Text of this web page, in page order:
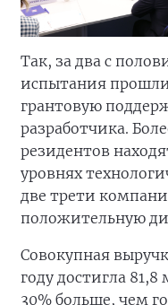
Так, за два с
испытания
грантовую
разработчика.
резидентов
уровнях
две трети
положительную
Совокупная
году достигла
30% больше, чем